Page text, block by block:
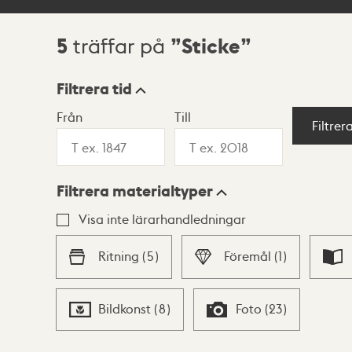
Sökresultat
5 träffar på Sticke
Visningsläge
Lista Karta
Filtrera tid
Från Till
Filtrera materialtyper
Visa inte lärarhandledningar
Ritning (5) Föremål (1)
Bildkonst (8) Foto (23)